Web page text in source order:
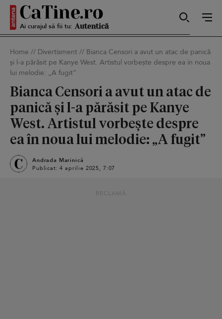
Ai curajul să fii tu: Sexy
Autentică
Smart
Sensibilă
Home // Divertisment // Bianca Censori a avut un atac de panică
și l-a părăsit pe Kanye West. Artistul vorbește despre ea în noua
lui melodie: „A fugit”
Bianca Censori a avut un atac de
panică și l-a părăsit pe Kanye
West. Artistul vorbește despre
ea în noua lui melodie: „A fugit”
Andrada Marinică
Publicat: 4 aprilie 2025, 7:07
RECLAMĂ